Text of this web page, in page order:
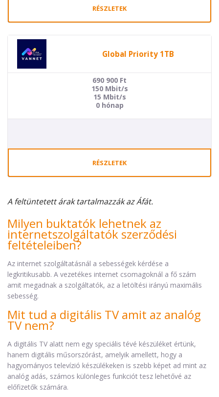
RÉSZLETEK
Global Priority 1TB
690 900 Ft
150 Mbit/s
15 Mbit/s
0 hónap
RÉSZLETEK
A feltüntetett árak tartalmazzák az Áfát.
Milyen buktatók lehetnek az
internetszolgáltatók szerződési
feltételeiben?
Az internet szolgáltatásnál a sebességek kérdése a
legkritikusabb. A vezetékes internet csomagoknál a fő szám
amit megadnak a szolgáltatók, az a letöltési irányú maximális
sebesség.
Mit tud a digitális TV amit az analóg
TV nem?
A digitális TV alatt nem egy speciális tévé készüléket értünk,
hanem digitális műsorszórást, amelyik amellett, hogy a
hagyományos televízió készülékeken is szebb képet ad mint az
analóg adás, számos különleges funkciót tesz lehetővé az
előfizetők számára.